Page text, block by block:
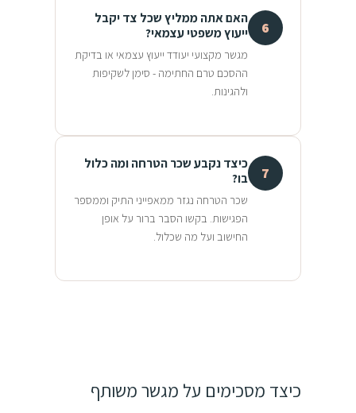
6
האם אתה ממליץ שכל צד יקבל
ייעוץ משפטי עצמאי?
מגשר מקצועי יעודד ייעוץ עצמאי או בדיקת
ההסכם טרם החתימה - סימן לשקיפות
ולהגינות.
7
כיצד נקבע שכר הטרחה ומה כלול
בו?
שכר הטרחה נגזר ממאפייני התיק וממספר
הפגישות. בקשו הסבר ברור על אופן
החישוב ועל מה שכלול.
כיצד מסכימים על מגשר משותף